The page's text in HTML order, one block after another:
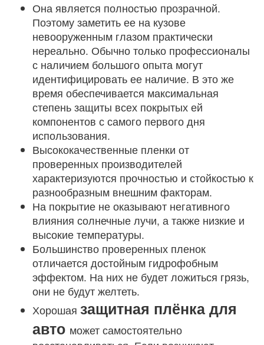
Она является полностью прозрачной.
Поэтому заметить ее на кузове
невооруженным глазом практически
нереально. Обычно только профессионалы
с наличием большого опыта могут
идентифицировать ее наличие. В это же
время обеспечивается максимальная
степень защиты всех покрытых ей
компонентов с самого первого дня
использования.
Высококачественные пленки от
проверенных производителей
характеризуются прочностью и стойкостью к
разнообразным внешним факторам.
На покрытие не оказывают негативного
влияния солнечные лучи, а также низкие и
высокие температуры.
Большинство проверенных пленок
отличается достойным гидрофобным
эффектом. На них не будет ложиться грязь,
они не будут желтеть.
Хорошая защитная плёнка для
авто может самостоятельно